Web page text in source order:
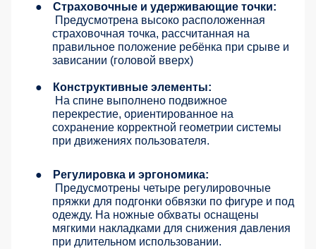
●
Страховочные и удерживающие точки:
Предусмотрена высоко расположенная
страховочная точка, рассчитанная на
правильное положение ребёнка при срыве и
зависании (головой вверх)
●
Конструктивные элементы:
На спине выполнено подвижное
перекрестие, ориентированное на
сохранение корректной геометрии системы
при движениях пользователя.
●
Регулировка и эргономика:
Предусмотрены четыре регулировочные
пряжки для подгонки обвязки по фигуре и под
одежду. На ножные обхваты оснащены
мягкими накладками для снижения давления
при длительном использовании.